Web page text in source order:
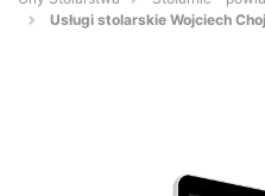
Usługi stolarskie Wojciech